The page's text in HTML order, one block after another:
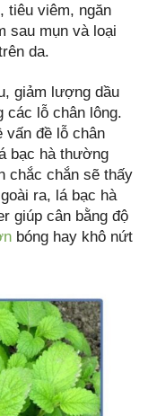
tiêu viêm, ngăn
sau mụn và loại
da.
giảm lượng dầu
các lỗ chân lông.
vấn đề lỗ chân
bạc hà thường
chắc chắn sẽ thấy
ra, lá bạc hà
giúp cân bằng độ
bóng hay khô nứt